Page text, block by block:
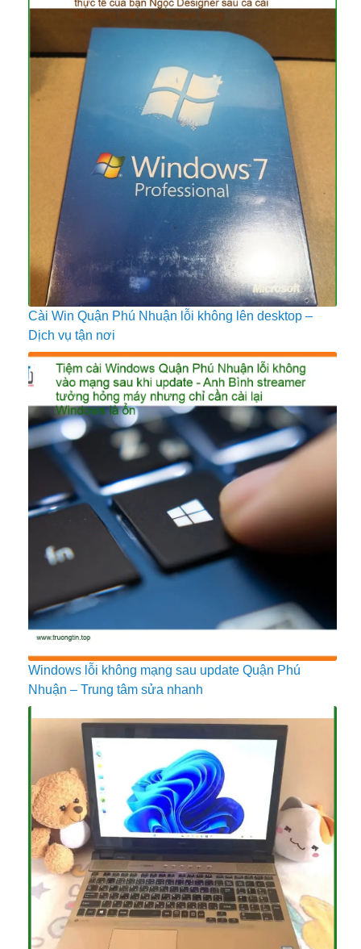
Cài Win Quận Phú Nhuận lỗi không lên desktop –
Dịch vụ tận nơi
Windows lỗi không mạng sau update Quận Phú
Nhuận – Trung tâm sửa nhanh